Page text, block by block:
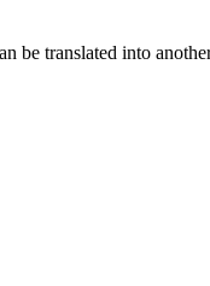
be translated into